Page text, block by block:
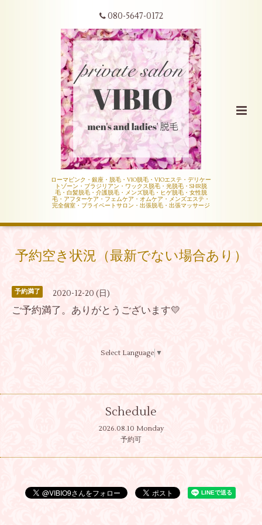
080-5647-0172
ローマピンク・銀座・脱毛・VIO脱毛・VIOエステ・デリケー
トゾーン・ブラジリアン・ワックス脱毛・光脱毛・SHR脱
毛・白髪脱毛・介護脱毛・メンズ脱毛・ヒゲ脱毛・女性脱
毛・アフターケア・フェムケア・オムケア・メンズエステ・
完全個室・プライベートサロン・出張脱毛・出張マッサージ
予約空き状況（最新でない場合あり）
予約満了 2020-12-20 (日)
ご予約満了。ありがとうございます💛
Select Language ▼
Schedule
2026.08.10 Monday
予約可